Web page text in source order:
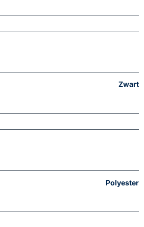
Zwart
Polyester